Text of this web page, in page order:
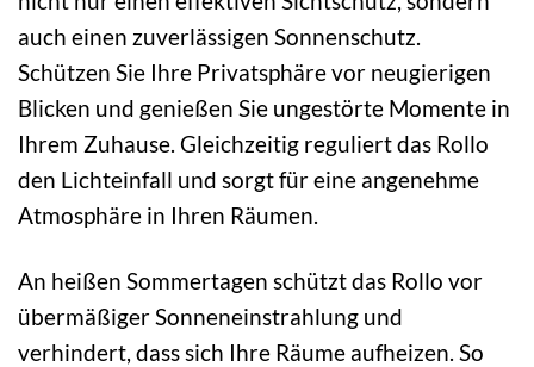
auch einen zuverlässigen Sonnenschutz.
Schützen Sie Ihre Privatsphäre vor neugierigen
Blicken und genießen Sie ungestörte Momente in
Ihrem Zuhause. Gleichzeitig reguliert das Rollo
den Lichteinfall und sorgt für eine angenehme
Atmosphäre in Ihren Räumen.
An heißen Sommertagen schützt das Rollo vor
übermäßiger Sonneneinstrahlung und
verhindert, dass sich Ihre Räume aufheizen. So